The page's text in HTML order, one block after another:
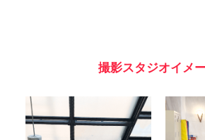
撮影スタジオイメ